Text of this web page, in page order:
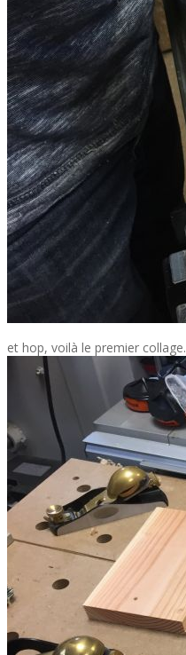
et hop, voilà le premier collage.